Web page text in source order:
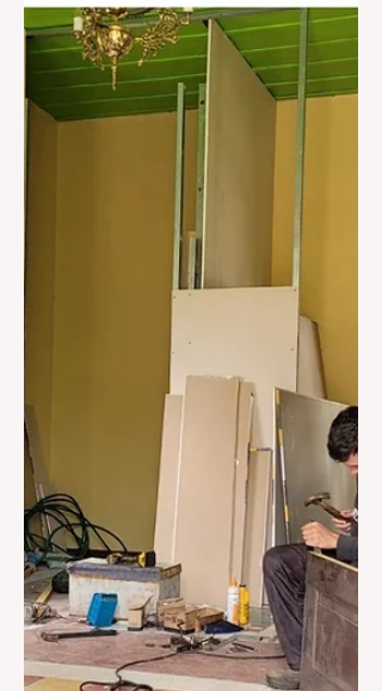
TRAFICANTE COM 58 PEDRAS DE
CRACK Ainda encontrado cocaína,
maconha e mais uma pedra...